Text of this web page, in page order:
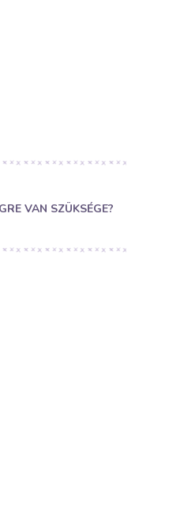
VAN SZÜKSÉGE?